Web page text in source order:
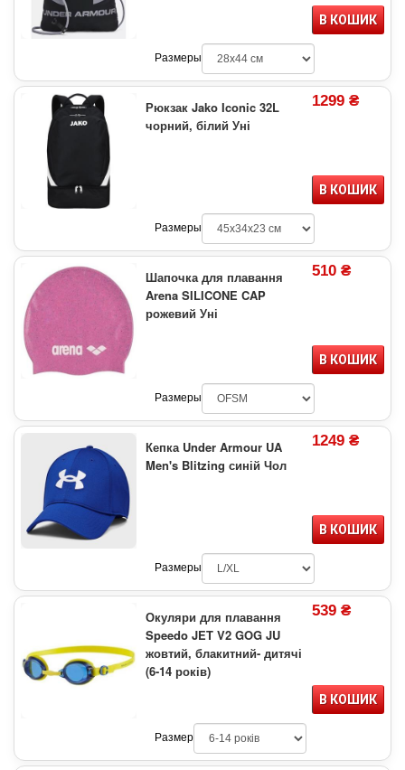
В КОШИК
Размеры
Рюкзак Jako Iconic 32L
чорний, білий Уні
1299 ₴
В КОШИК
Размеры
Шапочка для плавання
Arena SILICONE CAP
рожевий Уні
510 ₴
В КОШИК
Размеры
Кепка Under Armour UA
Men's Blitzing синій Чол
1249 ₴
В КОШИК
Размеры
Окуляри для плавання
Speedo JET V2 GOG JU
жовтий, блакитний- дитячі
(6-14 років)
539 ₴
В КОШИК
Размер